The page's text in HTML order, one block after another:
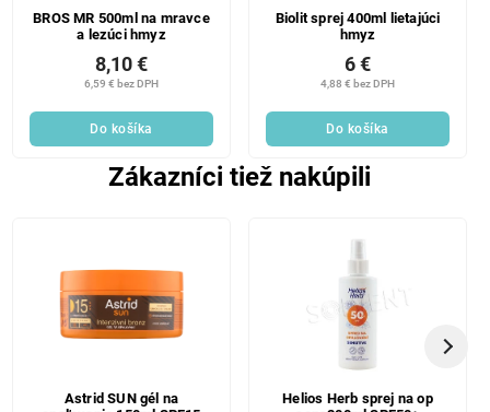
BROS MR 500ml na mravce
a lezúci hmyz
6,59 € bez DPH
8,10 €
Do košíka
Biolit sprej 400ml lietajúci
hmyz
4,88 € bez DPH
6 €
Do košíka
Zákazníci tiež nakúpili
Astrid SUN gél na
Helios Herb sprej na op